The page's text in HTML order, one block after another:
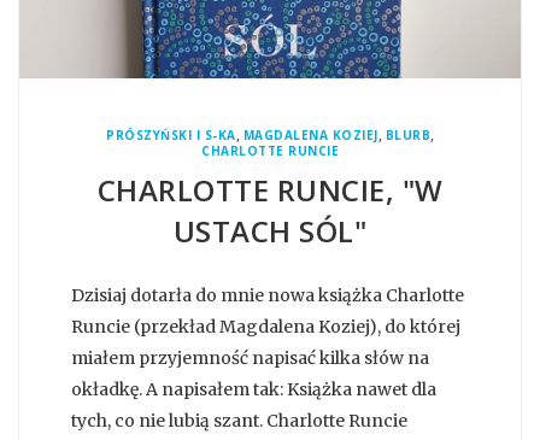
PRÓSZYŃSKI I S-KA, MAGDALENA KOZIEJ, BLURB,
CHARLOTTE RUNCIE
CHARLOTTE RUNCIE, "W
USTACH SÓL"
Dzisiaj dotarła do mnie nowa książka Charlotte
Runcie (przekład Magdalena Koziej), do której
miałem przyjemność napisać kilka słów na
okładkę. A napisałem tak: Książka nawet dla
tych, co nie lubią szant. Charlotte Runcie